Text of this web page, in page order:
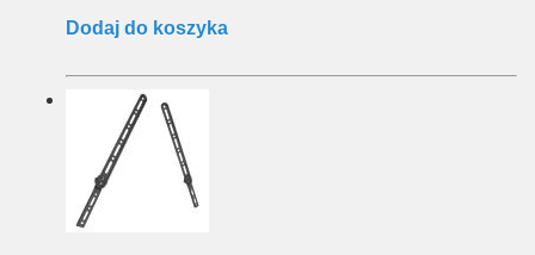
Dodaj do koszyka